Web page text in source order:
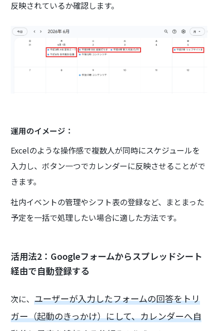
反映されているか確認します。
運用のイメージ：
Excelのような操作感で複数人が同時にスケジュールを
入力し、ボタン一つでカレンダーに反映させることがで
きます。
社内イベントの管理やシフト表の登録など、まとまった
予定を一括で処理したい場合に適した方法です。
活用法2：Googleフォームからスプレッドシート
経由で自動登録する
次に、ユーザーが入力したフォームの回答をトリ
ガー（起動のきっかけ）にして、カレンダーへ自